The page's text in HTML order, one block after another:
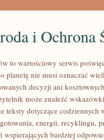
i Ochrona
to wartościowy serwis
planetę nie musi oznaczać
decyzji ani
może znaleźć
teksty dotyczące
energii, recyklingu,
wspierających bardziej